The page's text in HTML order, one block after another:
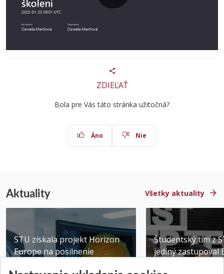
ZDIEĽAŤ
Bola pre Vás táto stránka užitočná?
Áno Nie
Aktuality Všetky aktuality
STU získala projekt Horizon
Europe na posilnenie
Študentský tím z
jediný zastupoval